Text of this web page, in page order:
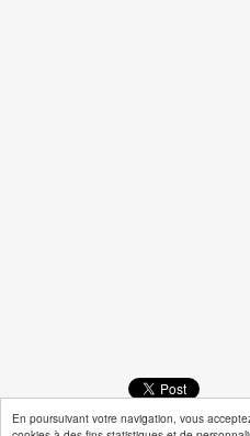
En poursuivant votre navigation, vous
© LESUNES.FR 2026 |PRIVACY